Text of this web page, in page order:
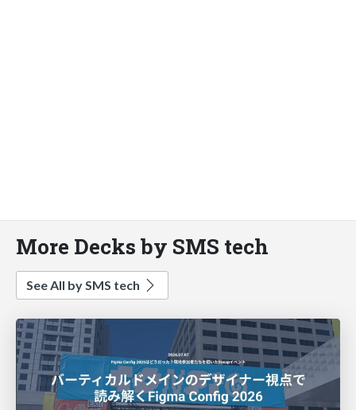
More Decks by SMS tech
See All by SMS tech